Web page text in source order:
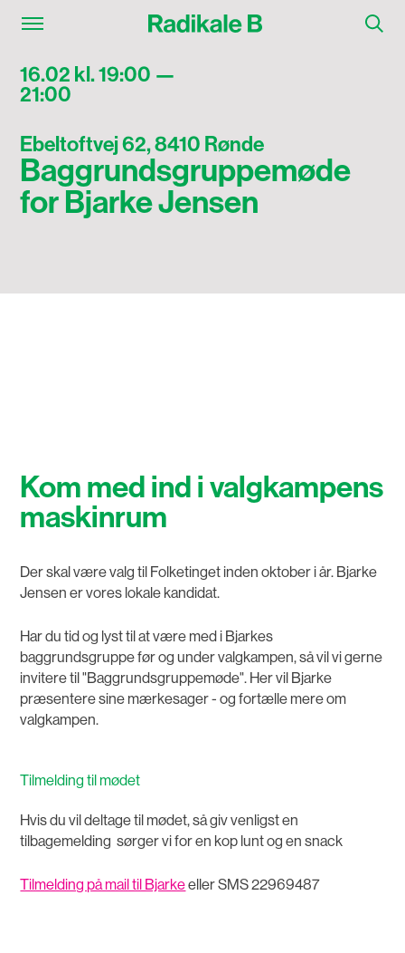
16.02 kl. 19:00 —
21:00
Ebeltoftvej 62, 8410 Rønde
Baggrundsgruppemøde
for Bjarke Jensen
Kom med ind i valgkampens
maskinrum
Der skal være valg til Folketinget inden oktober i år. Bjarke
Jensen er vores lokale kandidat.
Har du tid og lyst til at være med i Bjarkes
baggrundsgruppe før og under valgkampen, så vil vi gerne
invitere til "Baggrundsgruppemøde". Her vil Bjarke
præsentere sine mærkesager - og fortælle mere om
valgkampen.
Tilmelding til mødet
Hvis du vil deltage til mødet, så giv venligst en
tilbagemelding sørger vi for en kop lunt og en snack
Tilmelding på mail til Bjarkeeller SMS 22969487